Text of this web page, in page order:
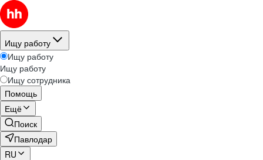
Ищу работу
Ищу работу
Ищу работу
Ищу сотрудника
Помощь
Ещё
Поиск
Павлодар
RU